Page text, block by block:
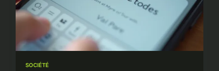
SOCIÉTÉ